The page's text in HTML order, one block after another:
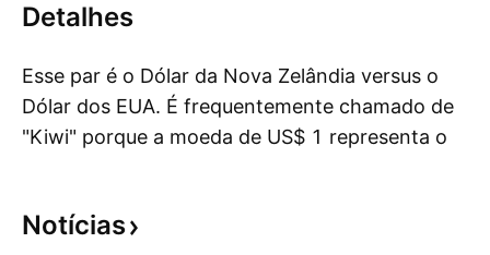
Detalhes
Esse par é o Dólar da Nova Zelândia versus o
Dólar dos EUA. É frequentemente chamado de
"Kiwi" porque a moeda de US$ 1 representa o
ele havia se valorizado muito. É a 10ª moeda
Notícias